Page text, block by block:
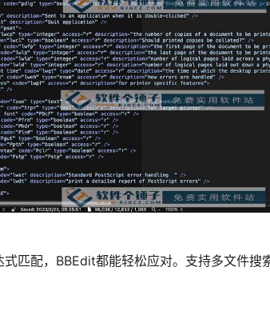
匹配，BBEdit都能轻松应对。支持多文件搜